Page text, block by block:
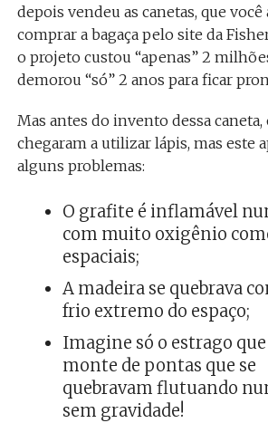
depois vendeu as canetas, que
comprar a bagaça pelo site da
o projeto custou “apenas” 2
demorou “só” 2 anos para ficar
Mas antes do invento dessa
chegaram a utilizar lápis, mas este
alguns problemas:
O grafite é inflamável
com muito oxigênio
espaciais;
A madeira se quebrava
frio extremo do espaço;
Imagine só o estrago
monte de pontas que se
quebravam flutuando
sem gravidade!